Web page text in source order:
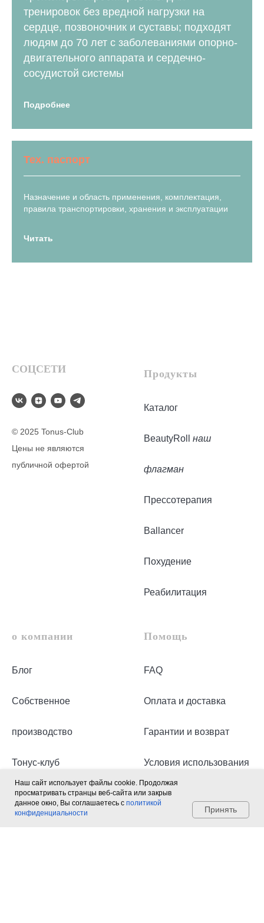
Мы на связи,
тренировок без вредной нагрузки на
сердце, позвоночник и суставы; подходят
людям до 70 лет с заболеваниями опорно-
двигательного аппарата и сердечно-
сосудистой системы
Подробнее
Тех. паспорт
Назначение и область применения, комплектация,
правила транспортировки, хранения и эксплуатации
Читать
Наш сайт использует файлы cookie. Продолжая
просматривать странцы веб-сайта или закрыв
данное окно, Вы соглашаетесь с политикой
конфиденциальности
Принять
СОЦСЕТИ
© 2025 Tonus-Club
Цены не являются
публичной офертой
Продукты
Каталог
BeautyRoll наш
флагман
Прессотерапия
Ballancer
Похудение
Реабилитация
о компании
Блог
Собственное
производство
Тонус-клуб
Бьютирол студия
Помощь
FAQ
Оплата и доставка
Гарантии и возврат
Условия использования
Политика